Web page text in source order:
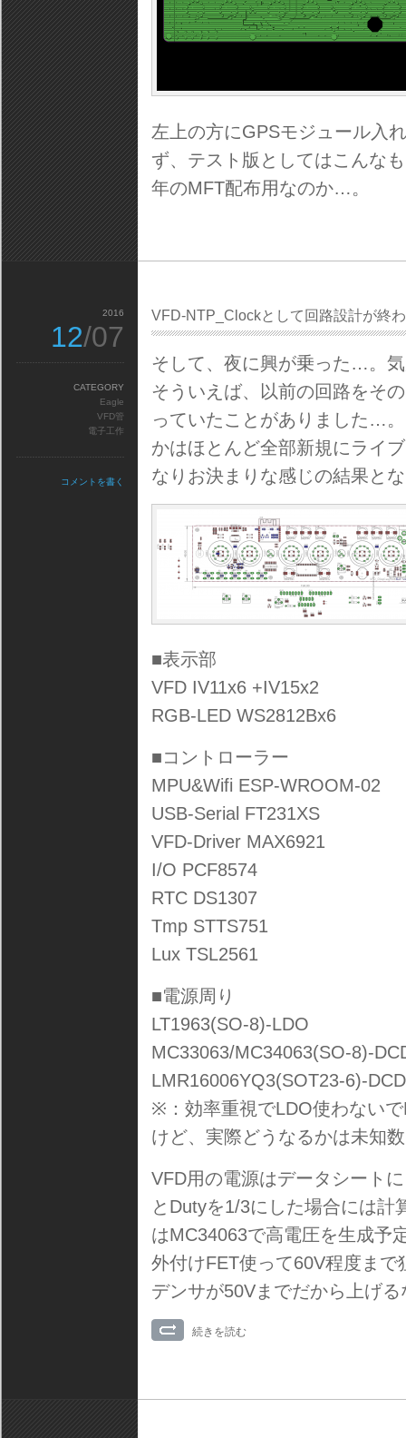
左上の方にGPSモジュール入
ず、テスト版としてはこんな
年のMFT配布用なのか…。
VFD-NTP_Clockとして回路設計が終
そして、夜に興が乗った…。
そういえば、以前の回路をそ
っていたことがありました…
かはほとんど全部新規にライ
なりお決まりな感じの結果と
■表示部
VFD IV11x6 +IV15x2
RGB-LED WS2812Bx6
■コントローラー
MPU&Wifi ESP-WROOM-02
USB-Serial FT231XS
VFD-Driver MAX6921
I/O PCF8574
RTC DS1307
Tmp STTS751
Lux TSL2561
■電源周り
LT1963(SO-8)-LDO
MC33063/MC34063(SO-8)-
LMR16006YQ3(SOT23-6)-
※：効率重視でLDO使わない
けど、実際どうなるかは未知
VFD用の電源はデータシート
とDutyを1/3にした場合には計
はMC34063で高電圧を生成予
外付けFET使って60V程度ま
デンサが50Vまでだから上げ
続きを読む
2016
12/07
CATEGORY
Eagle
VFD管
電子工作
コメントを書く